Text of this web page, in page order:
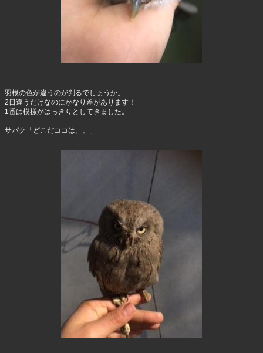
羽根の色が違うのが判るでしょうか。
2日違うだけなのにかなり差があります！
1番は模様がはっきりとしてきました。
サバク「どこだココは。。」